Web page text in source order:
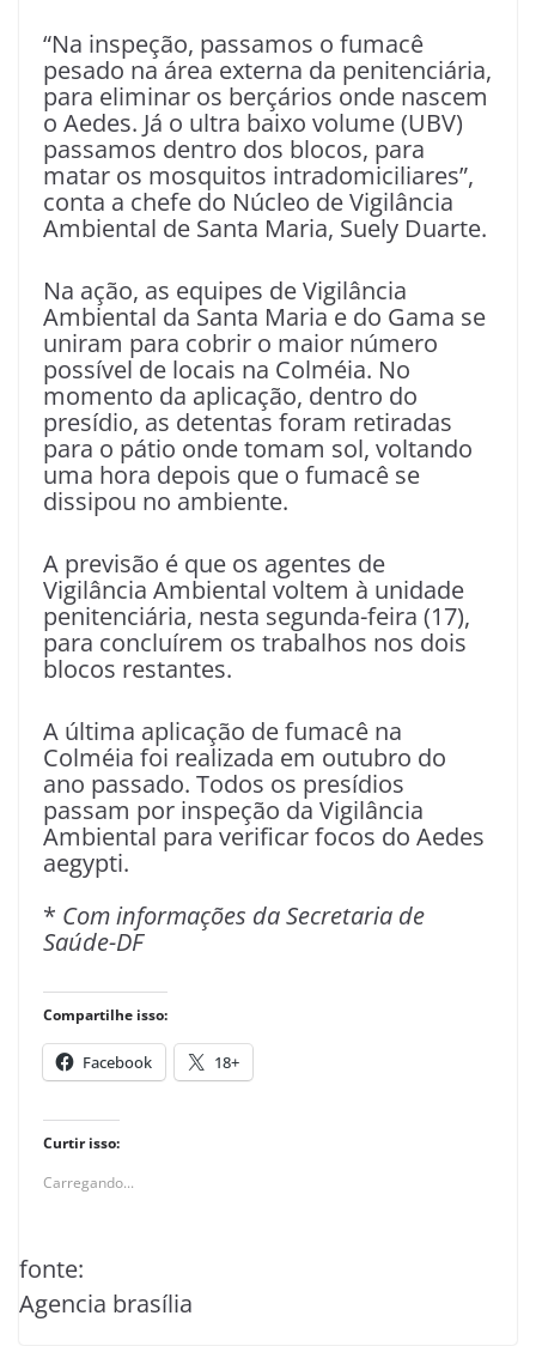
“Na inspeção, passamos o fumacê
pesado na área externa da penitenciária,
para eliminar os berçários onde nascem
o Aedes. Já o ultra baixo volume (UBV)
passamos dentro dos blocos, para
matar os mosquitos intradomiciliares”,
conta a chefe do Núcleo de Vigilância
Ambiental de Santa Maria, Suely Duarte.
Na ação, as equipes de Vigilância
Ambiental da Santa Maria e do Gama se
uniram para cobrir o maior número
possível de locais na Colméia. No
momento da aplicação, dentro do
presídio, as detentas foram retiradas
para o pátio onde tomam sol, voltando
uma hora depois que o fumacê se
dissipou no ambiente.
A previsão é que os agentes de
Vigilância Ambiental voltem à unidade
penitenciária, nesta segunda-feira (17),
para concluírem os trabalhos nos dois
blocos restantes.
A última aplicação de fumacê na
Colméia foi realizada em outubro do
ano passado. Todos os presídios
passam por inspeção da Vigilância
Ambiental para verificar focos do Aedes
aegypti.
* Com informações da Secretaria de
Saúde-DF
Compartilhe isso:
Facebook 18+
Curtir isso:
Carregando...
fonte:
Agencia brasília